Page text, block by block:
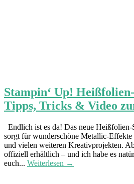
Stampin‘ Up! Heißfolien-
Tipps, Tricks & Video
Endlich ist es da! Das neue
sorgt für wunderschöne Metallic-
und vielen weiteren Kreativprojekten.
offiziell erhältlich – und ich habe es
euch... Weiterlesen →